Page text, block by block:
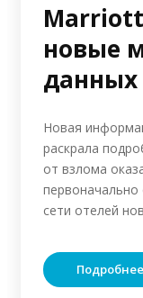
новые
данных
Новая
раскрала
от взлома
сети отелей
Подробнее